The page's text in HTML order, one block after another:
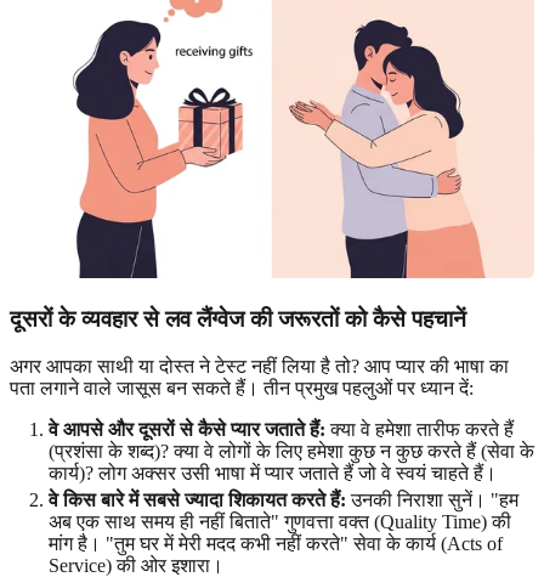
दूसरों के व्यवहार से लव लैंग्वेज की जरूरतों को कैसे पहचानें
अगर आपका साथी या दोस्त ने टेस्ट नहीं लिया है तो? आप प्यार की भाषा का
पता लगाने वाले जासूस बन सकते हैं। तीन प्रमुख पहलुओं पर ध्यान दें:
वे आपसे और दूसरों से कैसे प्यार जताते हैं: क्या वे हमेशा तारीफ करते हैं
(प्रशंसा के शब्द)? क्या वे लोगों के लिए हमेशा कुछ न कुछ करते हैं (सेवा के
कार्य)? लोग अक्सर उसी भाषा में प्यार जताते हैं जो वे स्वयं चाहते हैं।
वे किस बारे में सबसे ज्यादा शिकायत करते हैं: उनकी निराशा सुनें। "हम
अब एक साथ समय ही नहीं बिताते" गुणवत्ता वक्त (Quality Time) की
मांग है। "तुम घर में मेरी मदद कभी नहीं करते" सेवा के कार्य (Acts of
Service) की ओर इशारा।